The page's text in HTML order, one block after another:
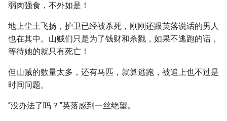
弱肉强食，不外如是！
地上尘土飞扬，护卫已经被杀死，刚刚还跟英落说话的男人
也在其中。山贼们只是为了钱财和杀戮，如果不逃跑的话，
等待她的就只有死亡！
但山贼的数量太多，还有马匹，就算逃跑，被追上也不过是
时间问题。
“没办法了吗？”英落感到一丝绝望。